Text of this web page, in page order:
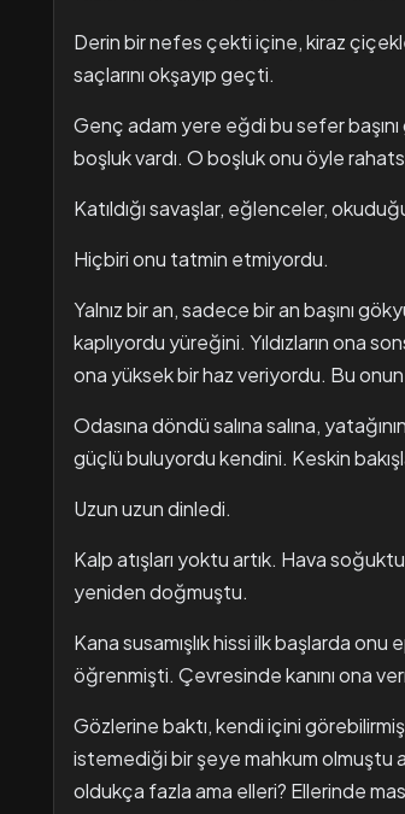
Derin bir nefes çekti içine, kiraz
saçlarını okşayıp geçti.
Genç adam yere eğdi bu sefer
boşluk vardı. O boşluk onu öyle
Katıldığı savaşlar, eğlenceler,
Hiçbiri onu tatmin etmiyordu.
Yalnız bir an, sadece bir an başını
kaplıyordu yüreğini. Yıldızların ona
ona yüksek bir haz veriyordu. Bu
Odasına döndü salına salına,
güçlü buluyordu kendini. Keskin
Uzun uzun dinledi.
Kalp atışları yoktu artık. Hava
yeniden doğmuştu.
Kana susamışlık hissi ilk başlarda
öğrenmişti. Çevresinde kanını ona
Gözlerine baktı, kendi içini
istemediği bir şeye mahkum olmuştu
oldukça fazla ama elleri? Ellerinde